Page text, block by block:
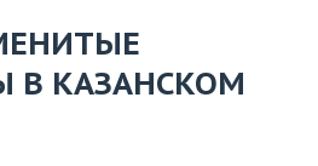
КАЗАНСКОМ